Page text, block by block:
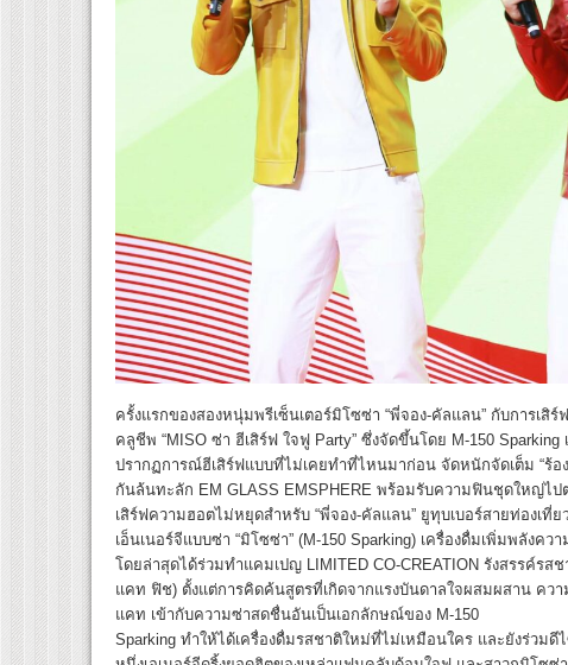
ครั้งแรกของสองหนุ่มพรีเซ็นเตอร์มิโซซ่า “พี่จอง-คัลแลน” กับการเสิ
คลูชีพ “MISO ซ่า ฮีเสิร์ฟ ใจฟู Party” ซึ่งจัดขึ้นโดย M-150
ปรากฏการณ์ฮีเสิร์ฟแบบที่ไม่เคยทำที่ไหนมาก่อน จัดหนักจัดเต็ม “ร้อ
กันล้นทะลัก EM GLASS EMSPHERE พร้อมรับความฟินชุดใหญ่ไป
เสิร์ฟความฮอตไม่หยุดสำหรับ “พี่จอง-คัลแลน” ยูทุบเบอร์สายท่องเที่
เอ็นเนอร์จีแบบซ่า “มิโซซ่า” (M-150 Sparking) เครื่องดื่มเพิ่มพลังค
โดยล่าสุดได้ร่วมทำแคมเปญ LIMITED CO-CREATION รังสรรค์รส
แคท ฟิช) ตั้งแต่การคิดค้นสูตรที่เกิดจากแรงบันดาลใจผสมผสาน คว
แคท เข้ากับความซ่าสดชื่นอันเป็นเอกลักษณ์ของ M-150
Sparking ทำให้ได้เครื่องดื่มรสชาติใหม่ที่ไม่เหมือนใคร และยังร่วมดี